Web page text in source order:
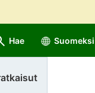
Hae Suomeksi